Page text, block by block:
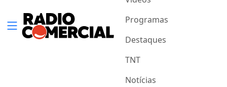
Programas
Destaques
TNT
Notícias